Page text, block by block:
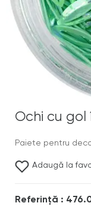
Ochi cu
Paiete pentru
Adaugă la
Referinţă :